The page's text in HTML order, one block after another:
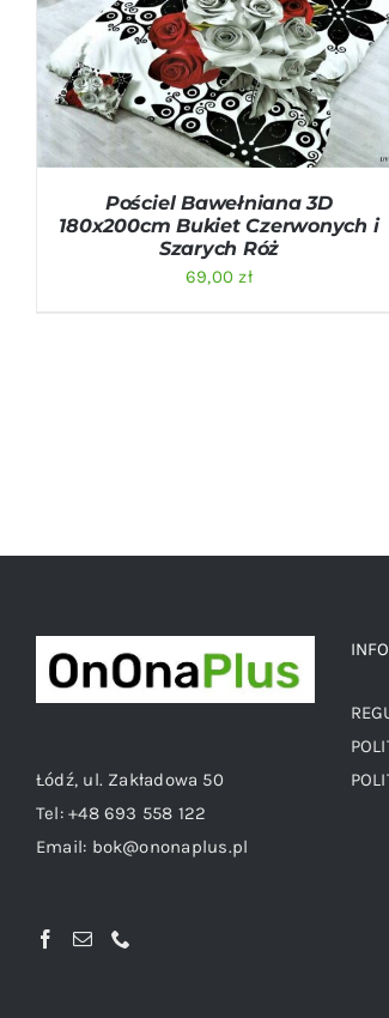
DODAJ DO KOSZYKA / QUICK VIEW
Pościel Bawełniana 3D
180x200cm Bukiet Czerwonych i
Szarych Róż
69,00zł
Łódź, ul. Zakładowa 50
Tel:+48 693 558 122
Email: bok@ononaplus.pl